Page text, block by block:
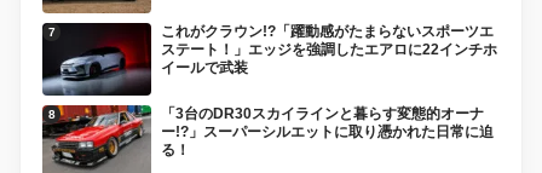
これがクラウン!?「躍動感がたまらないスポーツエ
ステート！」エッジを強調したエアロに22インチホ
イールで武装
「3台のDR30スカイラインと暮らす変態的オーナ
ー!?」スーパーシルエットに取り憑かれた日常に迫
る！